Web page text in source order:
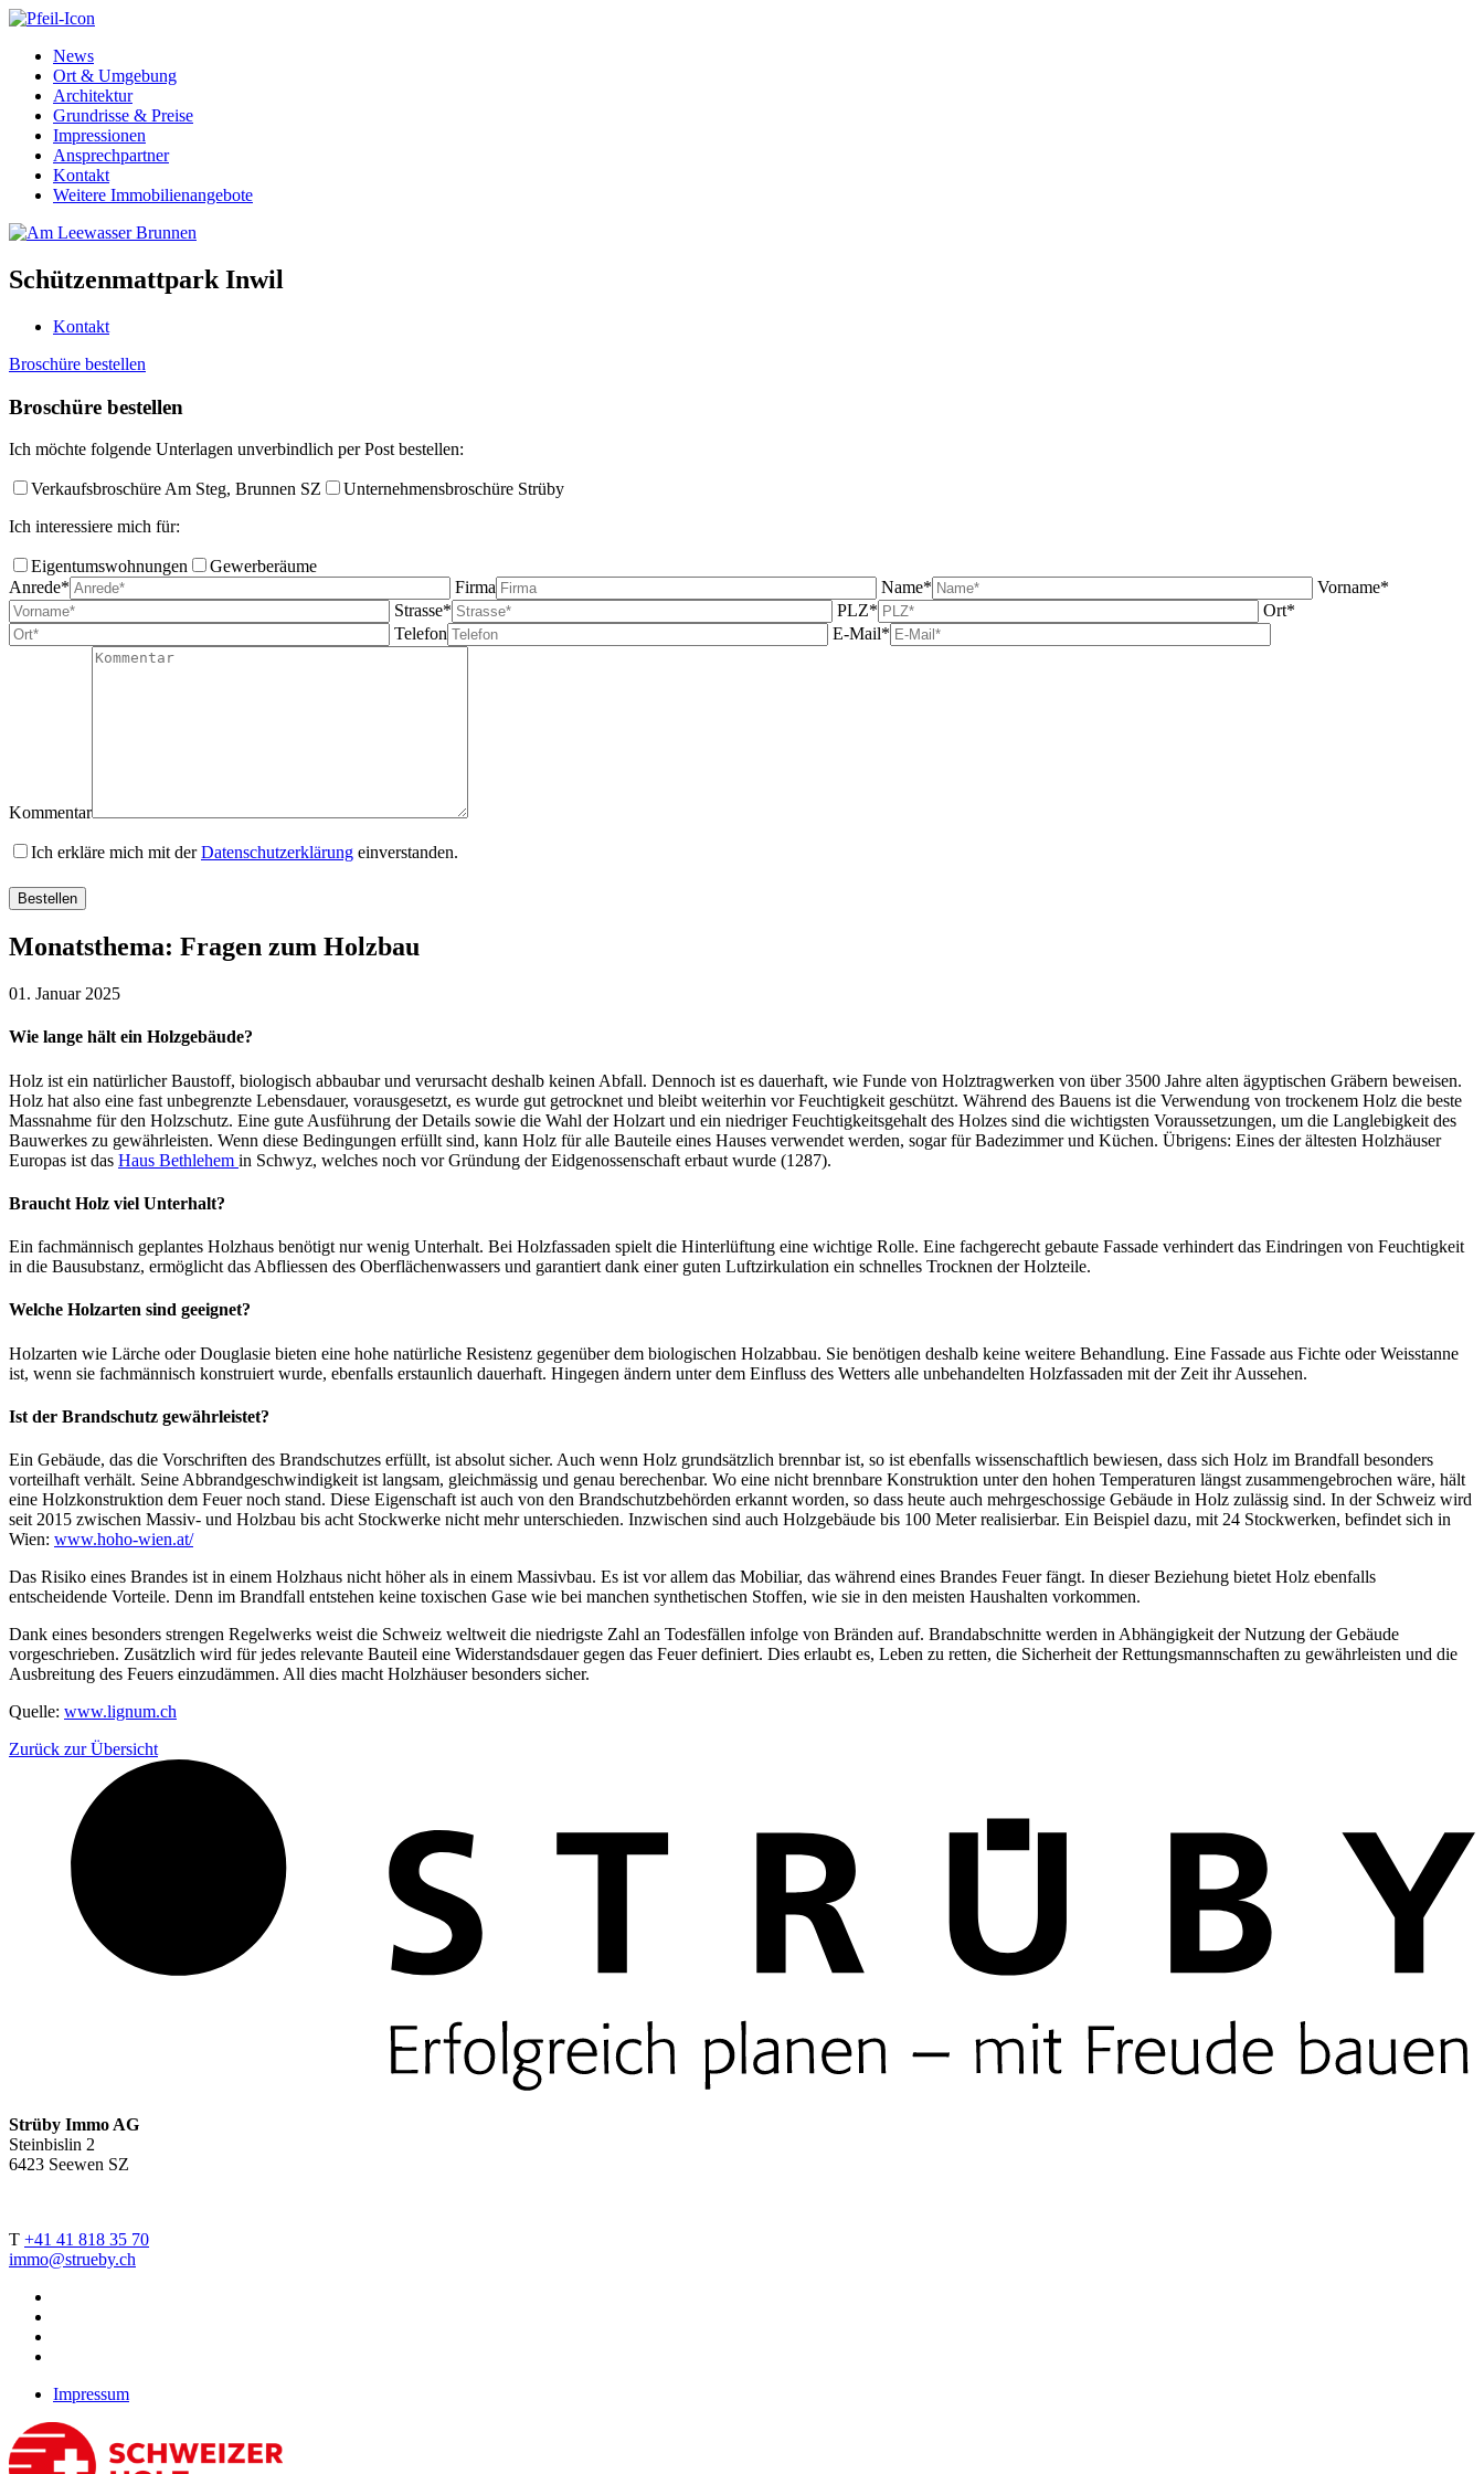
News
Ort & Umgebung
Architektur
Grundrisse & Preise
Impressionen
Ansprechpartner
Kontakt
Weitere Immobilienangebote
Schützenmattpark Inwil
Kontakt
Broschüre bestellen
Broschüre bestellen
Ich möchte folgende Unterlagen unverbindlich per Post bestellen:
Verkaufsbroschüre Am Steg, Brunnen SZ
Unternehmensbroschüre Strüby
Ich interessiere mich für:
Eigentumswohnungen
Gewerberäume
Anrede*
Firma Name*
Vorname*
Strasse*
PLZ*
Ort*
Telefon
E-Mail*
Kommentar
Ich erkläre mich mit derDatenschutzerklärung einverstanden.
Bitte
lassen
dieses
leer.
Bitte
lassen
dieses
leer.
Bitte
lassen
Sie
dieses
leer.
Monatsthema: Fragen zum Holzbau
01. Januar 2025
Wie lange hält ein Holzgebäude?
Holz ist ein natürlicher Baustoff, biologisch abbaubar und verursacht deshalb keinen Abfall. Dennoch ist es dauerhaft, wie Funde von Holztragwerken von über 3500 Jahre alten ägyptischen Gräbern beweisen.
Holz hat also eine fast unbegrenzte Lebensdauer, vorausgesetzt, es wurde gut getrocknet und bleibt weiterhin vor Feuchtigkeit geschützt. Während des Bauens ist die Verwendung von trockenem Holz die beste
Massnahme für den Holzschutz. Eine gute Ausführung der Details sowie die Wahl der Holzart und ein niedriger Feuchtigkeitsgehalt des Holzes sind die wichtigsten Voraussetzungen, um die Langlebigkeit des
Bauwerkes zu gewährleisten. Wenn diese Bedingungen erfüllt sind, kann Holz für alle Bauteile eines Hauses verwendet werden, sogar für Badezimmer und Küchen. Übrigens: Eines der ältesten Holzhäuser
Europas ist das Haus Bethlehem in Schwyz, welches noch vor Gründung der Eidgenossenschaft erbaut wurde (1287).
Braucht Holz viel Unterhalt?
Ein fachmännisch geplantes Holzhaus benötigt nur wenig Unterhalt. Bei Holzfassaden spielt die Hinterlüftung eine wichtige Rolle. Eine fachgerecht gebaute Fassade verhindert das Eindringen von Feuchtigkeit
in die Bausubstanz, ermöglicht das Abfliessen des Oberflächenwassers und garantiert dank einer guten Luftzirkulation ein schnelles Trocknen der Holzteile.
Welche Holzarten sind geeignet?
Holzarten wie Lärche oder Douglasie bieten eine hohe natürliche Resistenz gegenüber dem biologischen Holzabbau. Sie benötigen deshalb keine weitere Behandlung. Eine Fassade aus Fichte oder Weisstanne
ist, wenn sie fachmännisch konstruiert wurde, ebenfalls erstaunlich dauerhaft. Hingegen ändern unter dem Einfluss des Wetters alle unbehandelten Holzfassaden mit der Zeit ihr Aussehen.
Ist der Brandschutz gewährleistet?
Ein Gebäude, das die Vorschriften des Brandschutzes erfüllt, ist absolut sicher. Auch wenn Holz grundsätzlich brennbar ist, so ist ebenfalls wissenschaftlich bewiesen, dass sich Holz im Brandfall besonders
vorteilhaft verhält. Seine Abbrandgeschwindigkeit ist langsam, gleichmässig und genau berechenbar. Wo eine nicht brennbare Konstruktion unter den hohen Temperaturen längst zusammengebrochen wäre, hält
eine Holzkonstruktion dem Feuer noch stand. Diese Eigenschaft ist auch von den Brandschutzbehörden erkannt worden, so dass heute auch mehrgeschossige Gebäude in Holz zulässig sind. In der Schweiz wird
seit 2015 zwischen Massiv- und Holzbau bis acht Stockwerke nicht mehr unterschieden. Inzwischen sind auch Holzgebäude bis 100 Meter realisierbar. Ein Beispiel dazu, mit 24 Stockwerken, befindet sich in
Wien: www.hoho-wien.at/
Das Risiko eines Brandes ist in einem Holzhaus nicht höher als in einem Massivbau. Es ist vor allem das Mobiliar, das während eines Brandes Feuer fängt. In dieser Beziehung bietet Holz ebenfalls
entscheidende Vorteile. Denn im Brandfall entstehen keine toxischen Gase wie bei manchen synthetischen Stoffen, wie sie in den meisten Haushalten vorkommen.
Dank eines besonders strengen Regelwerks weist die Schweiz weltweit die niedrigste Zahl an Todesfällen infolge von Bränden auf. Brandabschnitte werden in Abhängigkeit der Nutzung der Gebäude
vorgeschrieben. Zusätzlich wird für jedes relevante Bauteil eine Widerstandsdauer gegen das Feuer definiert. Dies erlaubt es, Leben zu retten, die Sicherheit der Rettungsmannschaften zu gewährleisten und die
Ausbreitung des Feuers einzudämmen. All dies macht Holzhäuser besonders sicher.
Quelle: www.lignum.ch
Zurück zur Übersicht
Strüby Immo AG
Steinbislin 2
6423 Seewen SZ
T +41 41 818 35 70
immo@strueby.ch
Impressum